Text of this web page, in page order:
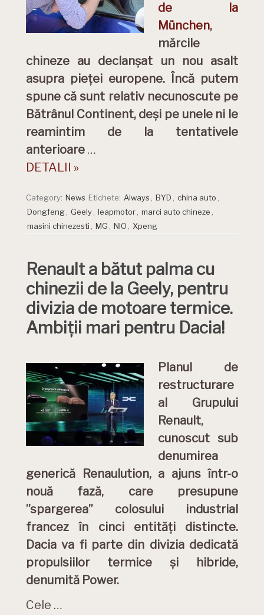
de la
München,
mărcile
chineze au declanșat un nou asalt
asupra pieței europene. Încă putem
spune că sunt relativ necunoscute pe
Bătrânul Continent, deși pe unele ni le
reamintim de la tentativele
anterioare …
DETALII »
Category: News Etichete: Aiways BYD china auto
Dongfeng
Geely leapmotor marci auto chineze
masini chinezesti
MG NIO Xpeng
Renault a bătut palma cu
chinezii de la Geely, pentru
divizia de motoare termice.
Ambiții mari pentru Dacia!
Planul de
restructurare
al Grupului
Renault,
cunoscut sub
denumirea
generică Renaulution, a ajuns într-o
nouă fază, care presupune
”spargerea” colosului industrial
francez în cinci entități distincte.
Dacia va fi parte din divizia dedicată
propulsiilor termice și hibride,
denumită Power.
Cele …